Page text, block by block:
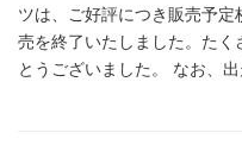
ツは、ご好評につき販売予
売を終了いたしました。た
とうございました。 なお、